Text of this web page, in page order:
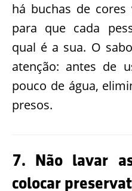
há buchas de cores
para que cada
qual é a sua. O
atenção: antes de
pouco de água,
presos.
7. Não lavar
colocar